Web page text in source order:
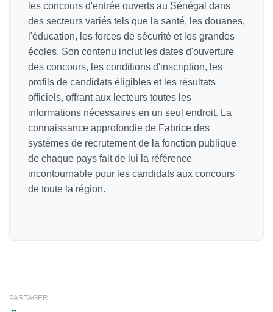
les concours d'entrée ouverts au Sénégal dans
des secteurs variés tels que la santé, les douanes,
l'éducation, les forces de sécurité et les grandes
écoles. Son contenu inclut les dates d'ouverture
des concours, les conditions d'inscription, les
profils de candidats éligibles et les résultats
officiels, offrant aux lecteurs toutes les
informations nécessaires en un seul endroit. La
connaissance approfondie de Fabrice des
systèmes de recrutement de la fonction publique
de chaque pays fait de lui la référence
incontournable pour les candidats aux concours
de toute la région.
PARTAGER